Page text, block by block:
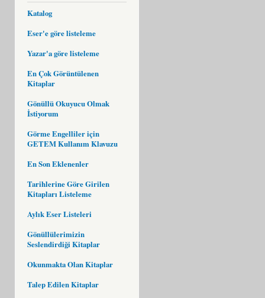
Katalog
Eser'e göre listeleme
Yazar'a göre listeleme
En Çok Görüntülenen
Kitaplar
Gönüllü Okuyucu Olmak
İstiyorum
Görme Engelliler için
GETEM Kullanım Klavuzu
En Son Eklenenler
Tarihlerine Göre Girilen
Kitapları Listeleme
Aylık Eser Listeleri
Gönüllülerimizin
Seslendirdiği Kitaplar
Okunmakta Olan Kitaplar
Talep Edilen Kitaplar